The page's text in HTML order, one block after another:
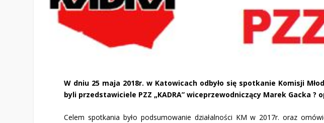
W dniu 25 maja 2018r. w Katowicach odbyło się spotkanie Komisji
byli przedstawiciele PZZ „KADRA” wiceprzewodniczący Marek Gacka ?
Celem spotkania było podsumowanie działalności KM w 2017r. oraz